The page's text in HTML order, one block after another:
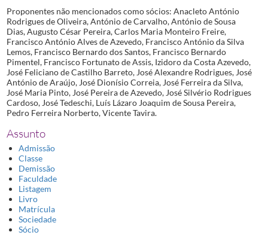
Proponentes não mencionados como sócios: Anacleto António
Rodrigues de Oliveira, António de Carvalho, António de Sousa
Dias, Augusto César Pereira, Carlos Maria Monteiro Freire,
Francisco António Alves de Azevedo, Francisco António da Silva
Lemos, Francisco Bernardo dos Santos, Francisco Bernardo
Pimentel, Francisco Fortunato de Assis, Izidoro da Costa Azevedo,
José Feliciano de Castilho Barreto, José Alexandre Rodrigues, José
António de Araújo, José Dionísio Correia, José Ferreira da Silva,
José Maria Pinto, José Pereira de Azevedo, José Silvério Rodrigues
Cardoso, José Tedeschi, Luís Lázaro Joaquim de Sousa Pereira,
Pedro Ferreira Norberto, Vicente Tavira.
Assunto
Admissão
Classe
Demissão
Faculdade
Listagem
Livro
Matrícula
Sociedade
Sócio